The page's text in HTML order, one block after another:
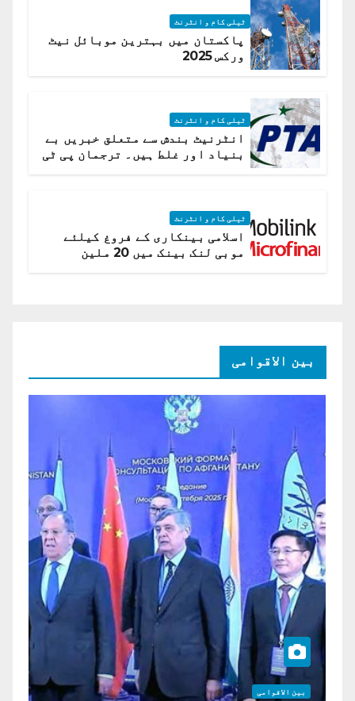
ٹیلی کام و انٹرنٹ
پاکستان میں بہترین موبائل نیٹ
ورکس 2025
ٹیلی کام و انٹرنٹ
انٹرنیٹ بندش سے متعلق خبریں بے
بنیاد اور غلط ہیں۔ ترجمان پی ٹی
ٹیلی کام و انٹرنٹ
اسلامی بینکاری کے فروغ کیلئے
موبی لنک بینک میں 20 ملین
بین الاقوامی
بین الاقوامی